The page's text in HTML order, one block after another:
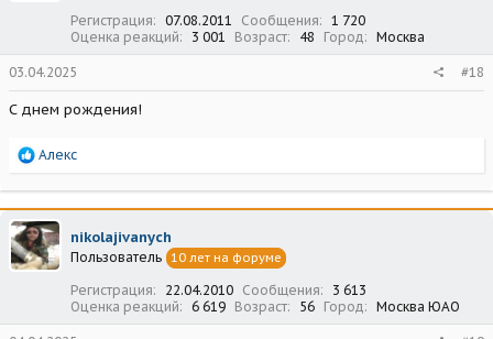
Регистрация 07.08.2011 Сообщения
1 720
Оценка реакций
3 001 Возраст 48 Город Москва
03.04.2025 #18
С днем рождения!
Р
а
к
ц
и
и
Алекс
nikolajivanych
Пользователь 10 лет на форуме
Регистрация 22.04.2010 Сообщения
3 613
Оценка реакций
6 619 Возраст 56 Город Москва ЮАО